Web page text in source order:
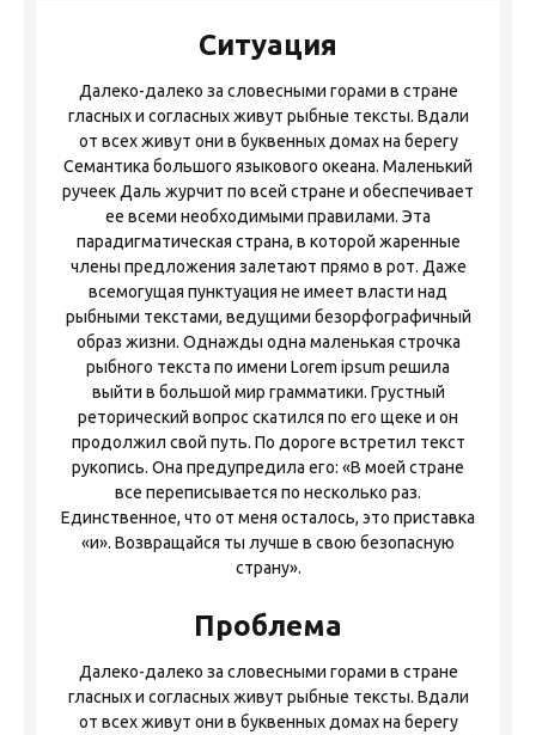
Ситуация
Далеко-далеко за словесными горами в стране
гласных и согласных живут рыбные тексты. Вдали
от всех живут они в буквенных домах на берегу
Семантика большого языкового океана. Маленький
ручеек Даль журчит по всей стране и обеспечивает
ее всеми необходимыми правилами. Эта
парадигматическая страна, в которой жаренные
члены предложения залетают прямо в рот. Даже
всемогущая пунктуация не имеет власти над
рыбными текстами, ведущими безорфографичный
образ жизни. Однажды одна маленькая строчка
рыбного текста по имени Lorem ipsum решила
выйти в большой мир грамматики. Грустный
реторический вопрос скатился по его щеке и он
продолжил свой путь. По дороге встретил текст
рукопись. Она предупредила его: «В моей стране
все переписывается по несколько раз.
Единственное, что от меня осталось, это приставка
«и». Возвращайся ты лучше в свою безопасную
Проблема
Далеко-далеко за словесными горами в стране
гласных и согласных живут рыбные тексты. Вдали
от всех живут они в буквенных домах на берегу